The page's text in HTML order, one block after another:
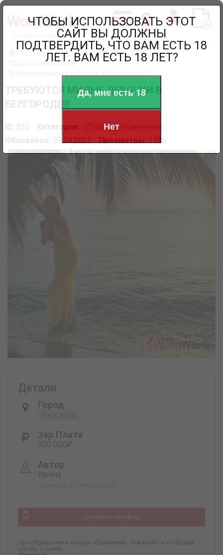
работа для девушек
Главная
Работа для девушек в Белгороде
Сфера развлечений
ТРЕБУЮТСЯ МИЛЫЕ ДЕВОЧКИ В
ID: 532 Категория: Сфера Развлечений
Обновлено: 07.04.2025 Просмотры:1186
Детали
Город
Белгород
Зар.плата
200 000₽
Автор
Ирина
показать телефон
При обращении к автору объявления, пожалуйста сообщите,
что Вы с сайта
ЧТОБЫ ИСПОЛЬЗОВАТЬ ЭТОТ
САЙТ ВЫ ДОЛЖНЫ
ПОДТВЕРДИТЬ, ЧТО ВАМ ЕСТЬ 18
ЛЕТ. ВАМ ЕСТЬ 18 ЛЕТ?
Да, мне есть 18
Нет